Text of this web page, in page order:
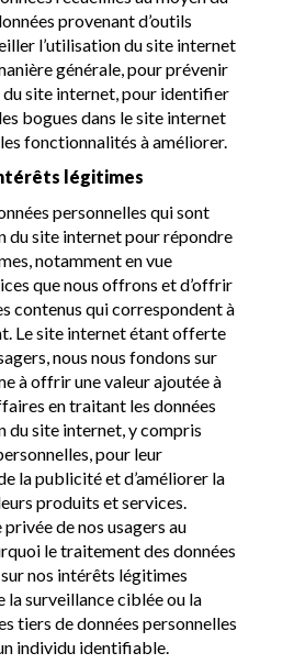
provenant d’outils
l’utilisation du site internet
générale, pour prévenir
du site internet, pour identifier
bogues dans le site internet
fonctionnalités à améliorer.
légitimes
personnelles qui sont
du site internet pour répondre
notamment en vue
que nous offrons et d’offrir
contenus qui correspondent à
Le site internet étant offerte
nous nous fondons sur
à offrir une valeur ajoutée à
en traitant les données
du site internet, y compris
pour leur
la publicité et d’améliorer la
produits et services.
de nos usagers au
le traitement des données
nos intérêts légitimes
la surveillance ciblée ou la
tiers de données personnelles
individu identifiable.